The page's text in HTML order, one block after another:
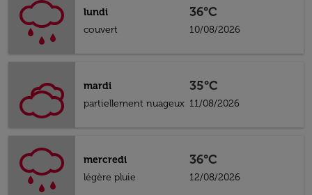
lundi
couvert
36°C
10/08/2026
mardi
partiellement nuageux
35°C
11/08/2026
mercredi
légère pluie
36°C
12/08/2026